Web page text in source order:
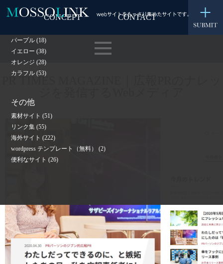
CONCEPT CONTACT
グリーン (80)
レッド(57)
パープル(18)
イエロー(38)
オレンジ(28)
カラフル(53)
その他
素材サイト(51)
リンク集(55)
海外サイト(222)
wordpress テンプレート（無料）(2)
便利なサイト(26)
PR TIMES MAGAZINE｜広報PRのナレッ